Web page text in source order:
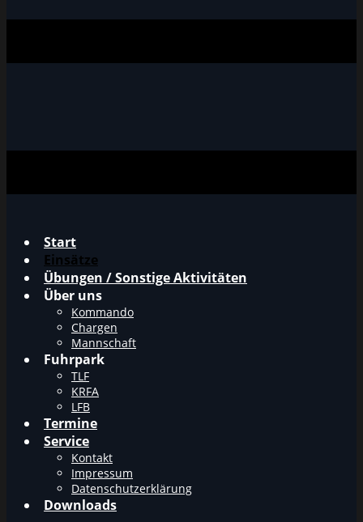
Start
Einsätze
Übungen / Sonstige Aktivitäten
Über uns
Kommando
Chargen
Mannschaft
Fuhrpark
TLF
KRFA
LFB
Termine
Service
Kontakt
Impressum
Datenschutzerklärung
Downloads